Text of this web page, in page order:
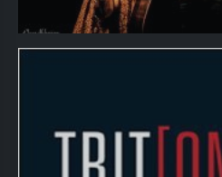
jeudi